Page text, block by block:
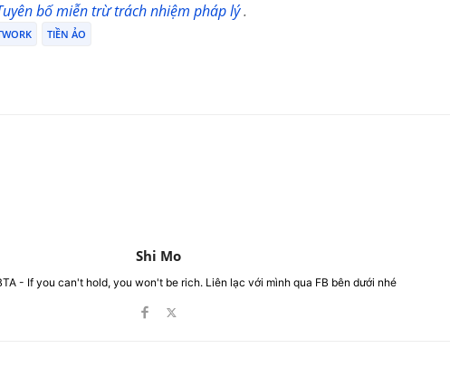
bố miễn trừ trách nhiệm pháp lý.
TIỀN ẢO
Shi Mo
- If you can't hold, you won't be rich. Liên lạc với mình qua FB bên dưới nhé